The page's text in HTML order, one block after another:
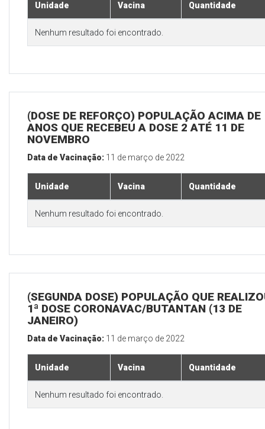
Unidade Vacina Quantidade
Nenhum resultado foi encontrado.
(DOSE DE REFORÇO) POPULAÇÃO ACIMA DE
ANOS QUE RECEBEU A DOSE 2 ATÉ 11 DE
NOVEMBRO
Data de Vacinação: 11 de março de 2022
Unidade Vacina Quantidade
Nenhum resultado foi encontrado.
(SEGUNDA DOSE) POPULAÇÃO QUE
1ª DOSE CORONAVAC/BUTANTAN (13 DE
JANEIRO)
Data de Vacinação: 11 de março de 2022
Unidade Vacina Quantidade
Nenhum resultado foi encontrado.